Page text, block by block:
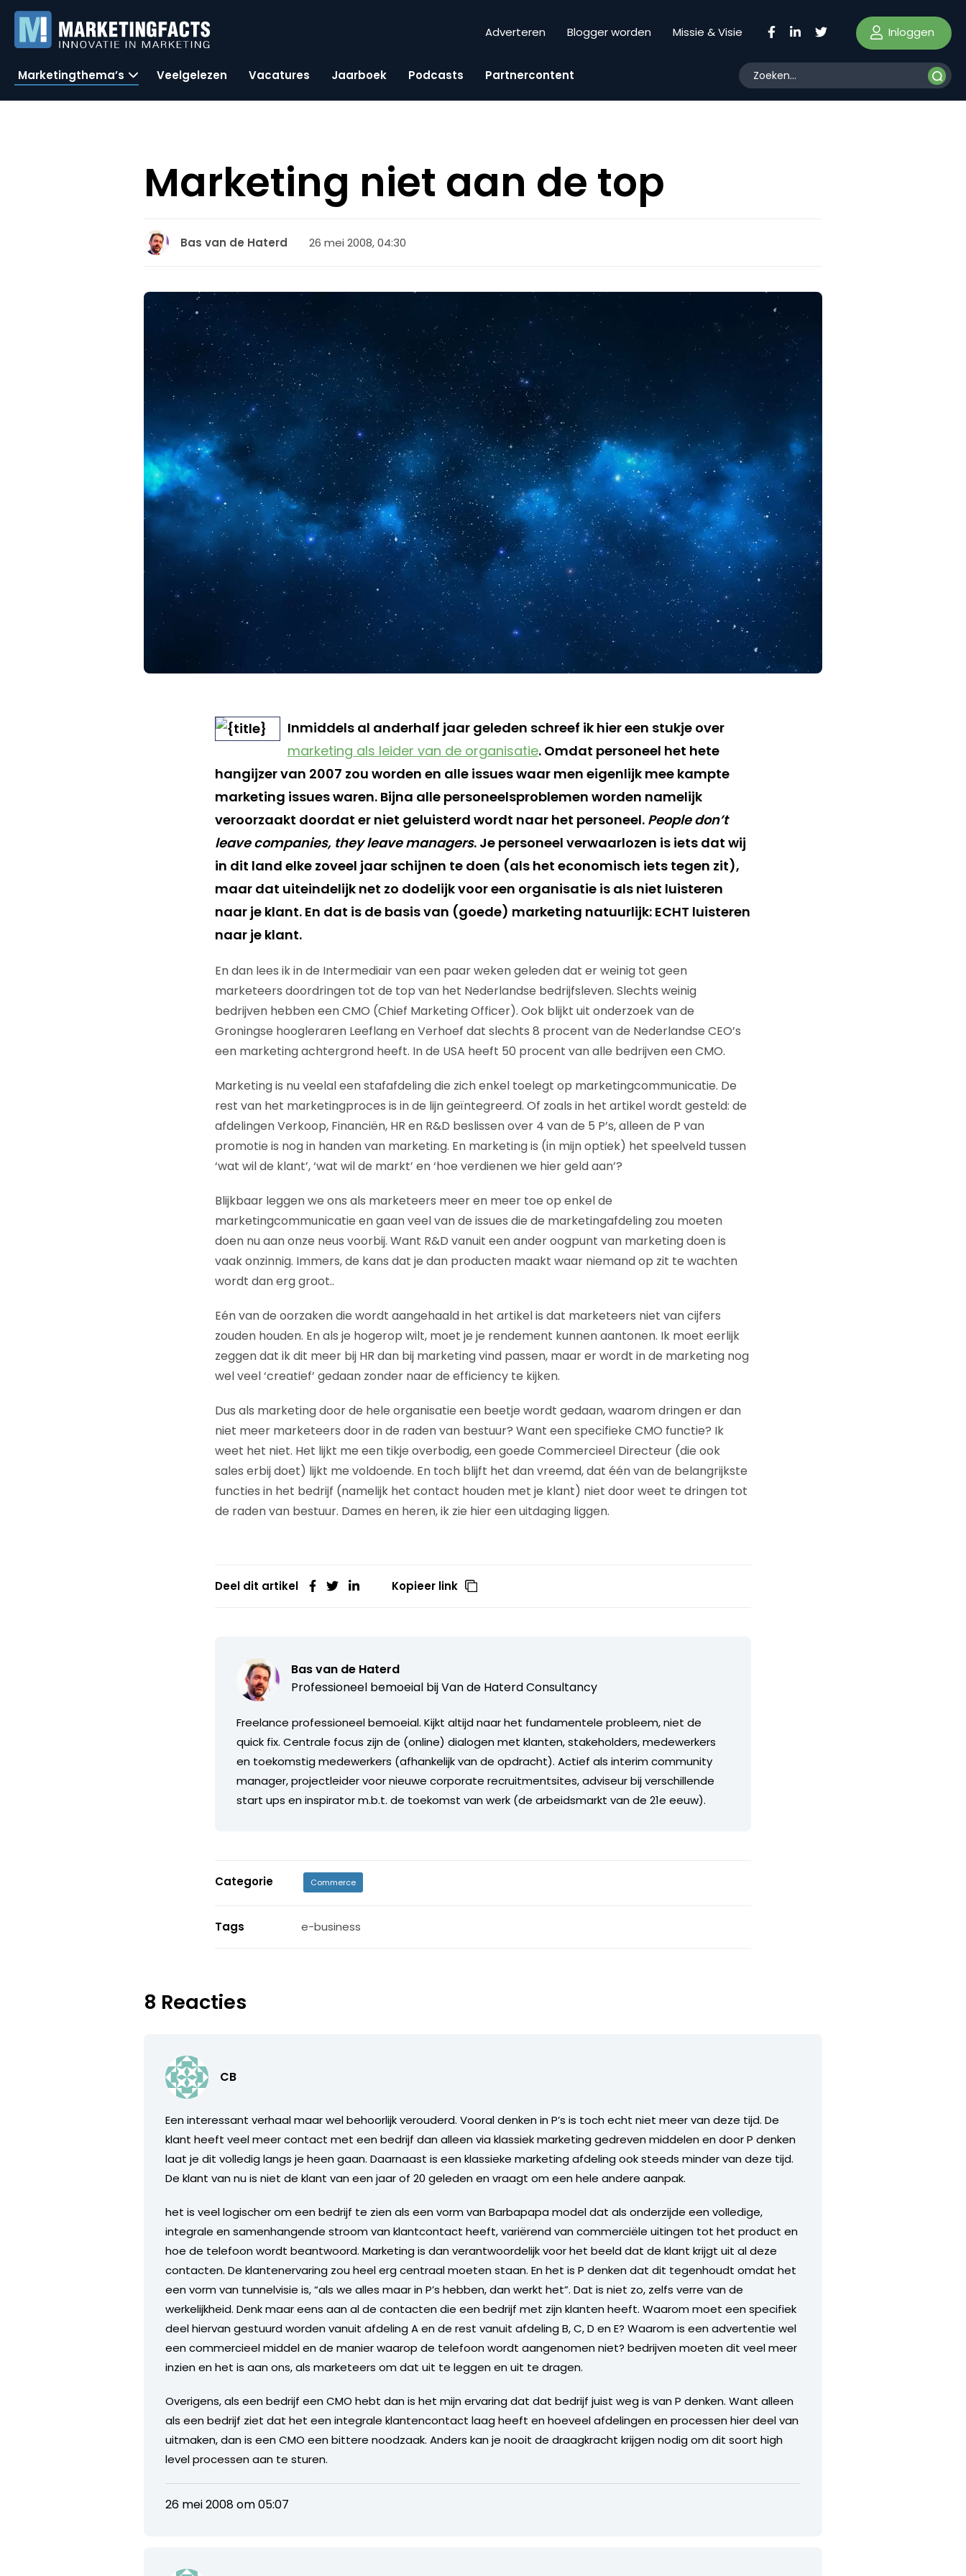
Adverteren Blogger worden Missie & Visie Inloggen
Marketingthema’s Veelgelezen Vacatures Jaarboek Podcasts Partnercontent
Marketing niet aan de top
Bas van de Haterd 26 mei 2008, 04:30
Inmiddels al anderhalf jaar geleden schreef ik hier een stukje over
marketing als leider van de organisatie. Omdat personeel het hete
hangijzer van 2007 zou worden en alle issues waar men eigenlijk mee kampte
marketing issues waren. Bijna alle personeelsproblemen worden namelijk
veroorzaakt doordat er niet geluisterd wordt naar het personeel. People don’t
leave companies, they leave managers. Je personeel verwaarlozen is iets dat wij
in dit land elke zoveel jaar schijnen te doen (als het economisch iets tegen zit),
maar dat uiteindelijk net zo dodelijk voor een organisatie is als niet luisteren
naar je klant. En dat is de basis van (goede) marketing natuurlijk: ECHT luisteren
naar je klant.
En dan lees ik in de Intermediair van een paar weken geleden dat er weinig tot geen
marketeers doordringen tot de top van het Nederlandse bedrijfsleven. Slechts weinig
bedrijven hebben een CMO (Chief Marketing Officer). Ook blijkt uit onderzoek van de
Groningse hoogleraren Leeflang en Verhoef dat slechts 8 procent van de Nederlandse CEO’s
een marketing achtergrond heeft. In de USA heeft 50 procent van alle bedrijven een CMO.
Marketing is nu veelal een stafafdeling die zich enkel toelegt op marketingcommunicatie. De
rest van het marketingproces is in de lijn geïntegreerd. Of zoals in het artikel wordt gesteld: de
afdelingen Verkoop, Financiën, HR en R&D beslissen over 4 van de 5 P’s, alleen de P van
promotie is nog in handen van marketing. En marketing is (in mijn optiek) het speelveld tussen
‘wat wil de klant’, ‘wat wil de markt’ en ‘hoe verdienen we hier geld aan’?
Blijkbaar leggen we ons als marketeers meer en meer toe op enkel de
marketingcommunicatie en gaan veel van de issues die de marketingafdeling zou moeten
doen nu aan onze neus voorbij. Want R&D vanuit een ander oogpunt van marketing doen is
vaak onzinnig. Immers, de kans dat je dan producten maakt waar niemand op zit te wachten
wordt dan erg groot..
Eén van de oorzaken die wordt aangehaald in het artikel is dat marketeers niet van cijfers
zouden houden. En als je hogerop wilt, moet je je rendement kunnen aantonen. Ik moet eerlijk
zeggen dat ik dit meer bij HR dan bij marketing vind passen, maar er wordt in de marketing nog
wel veel ‘creatief’ gedaan zonder naar de efficiency te kijken.
Dus als marketing door de hele organisatie een beetje wordt gedaan, waarom dringen er dan
niet meer marketeers door in de raden van bestuur? Want een specifieke CMO functie? Ik
weet het niet. Het lijkt me een tikje overbodig, een goede Commercieel Directeur (die ook
sales erbij doet) lijkt me voldoende. En toch blijft het dan vreemd, dat één van de belangrijkste
functies in het bedrijf (namelijk het contact houden met je klant) niet door weet te dringen tot
de raden van bestuur. Dames en heren, ik zie hier een uitdaging liggen.
Deel dit artikel Kopieer link
Bas van de Haterd
Professioneel bemoeial bijVan de Haterd Consultancy
Freelance professioneel bemoeial. Kijkt altijd naar het fundamentele probleem, niet de
quick fix. Centrale focus zijn de (online) dialogen met klanten, stakeholders, medewerkers
en toekomstig medewerkers (afhankelijk van de opdracht). Actief als interim community
manager, projectleider voor nieuwe corporate recruitmentsites, adviseur bij verschillende
start ups en inspirator m.b.t. de toekomst van werk (de arbeidsmarkt van de 21e eeuw).
Categorie Commerce
Tags e-business
8 Reacties
CB
Een interessant verhaal maar wel behoorlijk verouderd. Vooral denken in P’s is toch echt niet meer van deze tijd. De
klant heeft veel meer contact met een bedrijf dan alleen via klassiek marketing gedreven middelen en door P denken
laat je dit volledig langs je heen gaan. Daarnaast is een klassieke marketing afdeling ook steeds minder van deze tijd.
De klant van nu is niet de klant van een jaar of 20 geleden en vraagt om een hele andere aanpak.
het is veel logischer om een bedrijf te zien als een vorm van Barbapapa model dat als onderzijde een volledige,
integrale en samenhangende stroom van klantcontact heeft, variërend van commerciële uitingen tot het product en
hoe de telefoon wordt beantwoord. Marketing is dan verantwoordelijk voor het beeld dat de klant krijgt uit al deze
contacten. De klantenervaring zou heel erg centraal moeten staan. En het is P denken dat dit tegenhoudt omdat het
een vorm van tunnelvisie is, “als we alles maar in P’s hebben, dan werkt het”. Dat is niet zo, zelfs verre van de
werkelijkheid. Denk maar eens aan al de contacten die een bedrijf met zijn klanten heeft. Waarom moet een specifiek
deel hiervan gestuurd worden vanuit afdeling A en de rest vanuit afdeling B, C, D en E? Waarom is een advertentie wel
een commercieel middel en de manier waarop de telefoon wordt aangenomen niet? bedrijven moeten dit veel meer
inzien en het is aan ons, als marketeers om dat uit te leggen en uit te dragen.
Overigens, als een bedrijf een CMO hebt dan is het mijn ervaring dat dat bedrijf juist weg is van P denken. Want alleen
als een bedrijf ziet dat het een integrale klantencontact laag heeft en hoeveel afdelingen en processen hier deel van
uitmaken, dan is een CMO een bittere noodzaak. Anders kan je nooit de draagkracht krijgen nodig om dit soort high
level processen aan te sturen.
26 mei 2008 om 05:07